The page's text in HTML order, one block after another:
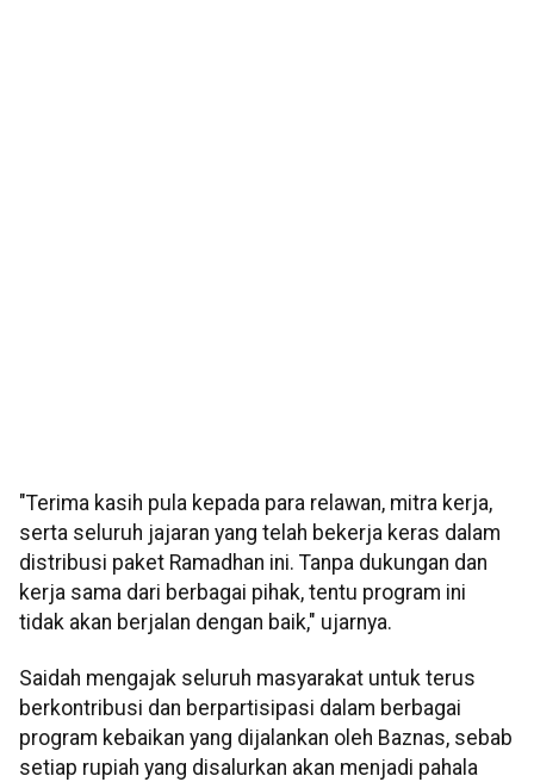
"Terima kasih pula kepada para relawan, mitra kerja,
serta seluruh jajaran yang telah bekerja keras dalam
distribusi paket Ramadhan ini. Tanpa dukungan dan
kerja sama dari berbagai pihak, tentu program ini
tidak akan berjalan dengan baik," ujarnya.
Saidah mengajak seluruh masyarakat untuk terus
berkontribusi dan berpartisipasi dalam berbagai
program kebaikan yang dijalankan oleh Baznas, sebab
setiap rupiah yang disalurkan akan menjadi pahala